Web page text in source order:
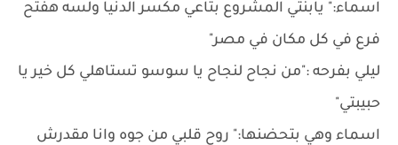
اسماء:" يابنتي المشروع بتاعي مكسر الدنيا ولسه هفتح
فرع في كل مكان في مصر"
ليلي بفرحه :"من نجاح لنجاح يا سوسو تستاهلي كل خير يا
حبيبتي"
اسماء وهي بتحضنها:" روح قلبي من جوه وانا مقدرش